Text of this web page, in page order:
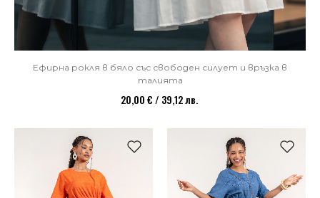
Ефирна рокля в бяло със свободен силует и връзка в
талията
20,00 € / 39,12 лв.